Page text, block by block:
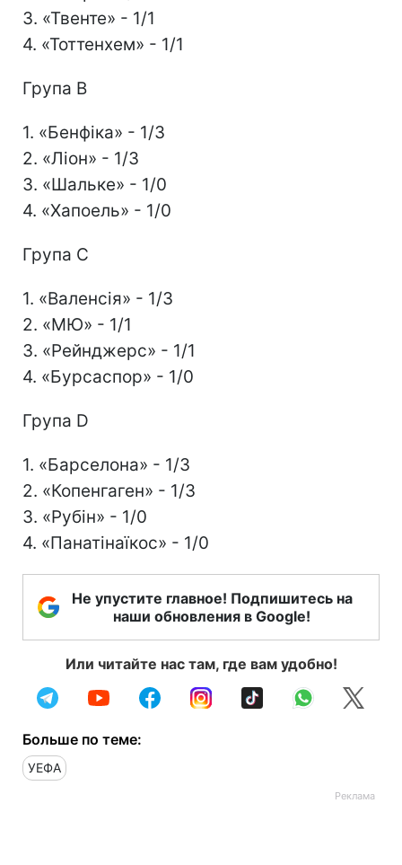
3. «Твенте» - 1/1
4. «Тоттенхем» - 1/1
Група В
1. «Бенфіка» - 1/3
2. «Ліон» - 1/3
3. «Шальке» - 1/0
4. «Хапоель» - 1/0
Група С
1. «Валенсія» - 1/3
2. «МЮ» - 1/1
3. «Рейнджерс» - 1/1
4. «Бурсаспор» - 1/0
Група D
1. «Барселона» - 1/3
2. «Копенгаген» - 1/3
3. «Рубін» - 1/0
4. «Панатінаїкос» - 1/0
Не упустите главное! Подпишитесь на
наши обновления в Google!
Или читайте нас там, где вам удобно!
Больше по теме:
УЕФА